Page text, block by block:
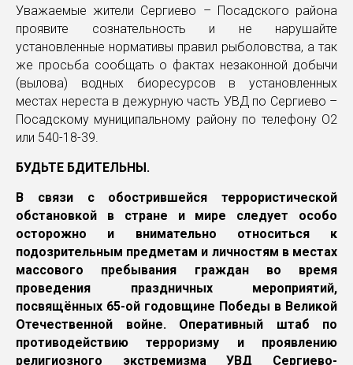
Уважаемые жители Сергиево – Посадского района
проявите сознательность и не нарушайте
установленные нормативы правил рыболовства, а так
же просьба сообщать о фактах незаконной добычи
(вылова) водных биоресурсов в установленных
местах нереста в дежурную часть УВД по Сергиево –
Посадскому муниципальному району по телефону О2
или 540-18-39.
БУДЬТЕ БДИТЕЛЬНЫ.
В связи с обострившейся террористической
обстановкой в стране и мире следует особо
осторожно и внимательно относиться к
подозрительным предметам и личностям в местах
массового пребывания граждан во время
проведения праздничных мероприятий,
посвящённых 65-ой годовщине Победы в Великой
Отечественной войне. Оперативный штаб по
противодействию терроризму и проявлению
религиозного экстремизма УВД Сергиево-